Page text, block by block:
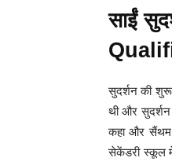
साईं
सुदर्शन की
थी और
कहा और सैंथम
सेकेंडरी स्कूल